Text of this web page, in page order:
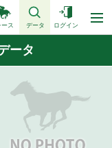
ース データ ログイン
ータ